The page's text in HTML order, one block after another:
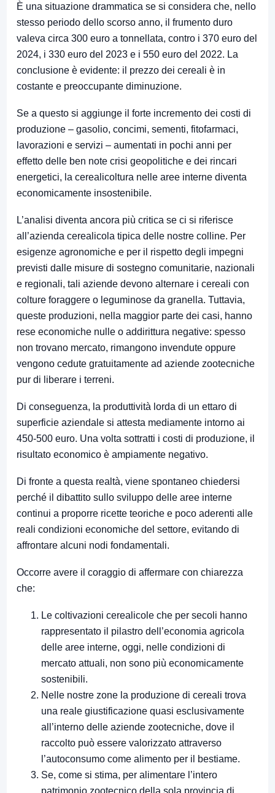
È una situazione drammatica se si considera che, nello
stesso periodo dello scorso anno, il frumento duro
valeva circa 300 euro a tonnellata, contro i 370 euro del
2024, i 330 euro del 2023 e i 550 euro del 2022. La
conclusione è evidente: il prezzo dei cereali è in
costante e preoccupante diminuzione.
Se a questo si aggiunge il forte incremento dei costi di
produzione – gasolio, concimi, sementi, fitofarmaci,
lavorazioni e servizi – aumentati in pochi anni per
effetto delle ben note crisi geopolitiche e dei rincari
energetici, la cerealicoltura nelle aree interne diventa
economicamente insostenibile.
L’analisi diventa ancora più critica se ci si riferisce
all’azienda cerealicola tipica delle nostre colline. Per
esigenze agronomiche e per il rispetto degli impegni
previsti dalle misure di sostegno comunitarie, nazionali
e regionali, tali aziende devono alternare i cereali con
colture foraggere o leguminose da granella. Tuttavia,
queste produzioni, nella maggior parte dei casi, hanno
rese economiche nulle o addirittura negative: spesso
non trovano mercato, rimangono invendute oppure
vengono cedute gratuitamente ad aziende zootecniche
pur di liberare i terreni.
Di conseguenza, la produttività lorda di un ettaro di
superficie aziendale si attesta mediamente intorno ai
450-500 euro. Una volta sottratti i costi di produzione, il
risultato economico è ampiamente negativo.
Di fronte a questa realtà, viene spontaneo chiedersi
perché il dibattito sullo sviluppo delle aree interne
continui a proporre ricette teoriche e poco aderenti alle
reali condizioni economiche del settore, evitando di
affrontare alcuni nodi fondamentali.
Occorre avere il coraggio di affermare con chiarezza
che:
Le coltivazioni cerealicole che per secoli hanno
rappresentato il pilastro dell’economia agricola
delle aree interne, oggi, nelle condizioni di
mercato attuali, non sono più economicamente
sostenibili.
Nelle nostre zone la produzione di cereali trova
una reale giustificazione quasi esclusivamente
all’interno delle aziende zootecniche, dove il
raccolto può essere valorizzato attraverso
l’autoconsumo come alimento per il bestiame.
Se, come si stima, per alimentare l’intero
patrimonio zootecnico della sola provincia di